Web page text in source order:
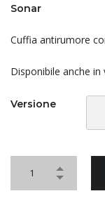
Sonar
Cuffia antirumore
Disponibile anche
Versione